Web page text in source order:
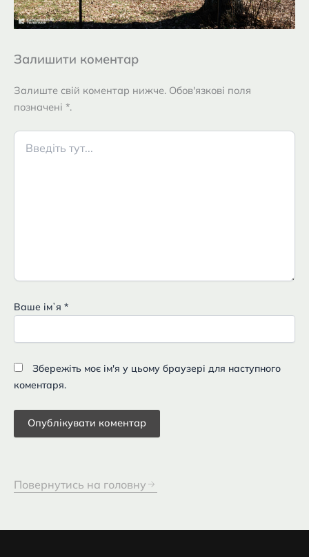
Залишити коментар
Залиште свій коментар нижче. Обов'язкові поля
позначені *.
Введіть
тут...
Ваше імʼя *
Збережіть моє ім'я у цьому браузері для наступного
коментаря.
Повернутись на головну